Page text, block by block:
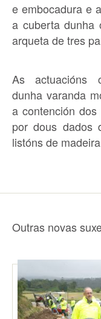
e embocadura e
a cuberta dunha
arqueta de tres
As actuacións
dunha varanda
a contención
por dous dados
listóns de
Outras novas